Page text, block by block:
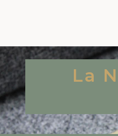
La